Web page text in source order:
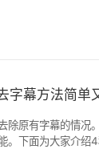
任何 Photoshop 基
幕方法简单
除原有字幕的情况
。下面为大家介